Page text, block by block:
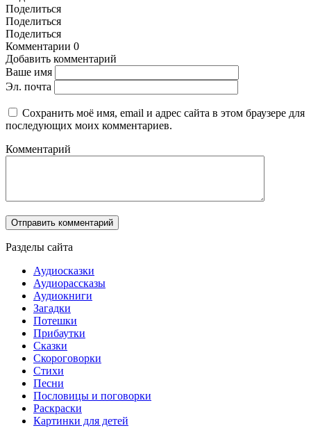
Поделиться
Поделиться
Поделиться
Комментарии 0
Добавить комментарий
Ваше имя
Эл. почта
Сохранить моё имя, email и адрес сайта в этом браузере для
последующих моих комментариев.
Комментарий
Разделы сайта
Аудиосказки
Аудиорассказы
Аудиокниги
Загадки
Потешки
Прибаутки
Сказки
Скороговорки
Стихи
Песни
Пословицы и поговорки
Раскраски
Картинки для детей